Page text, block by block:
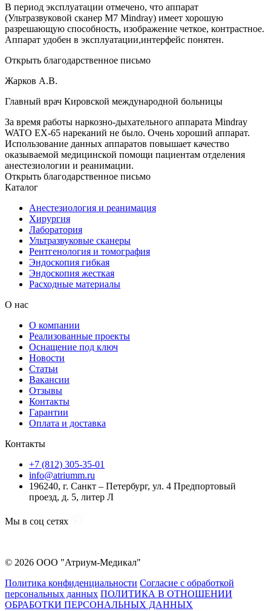
В период эксплуатации отмечено, что аппарат
(Ультразвуковой сканер М7 Mindray) имеет хорошую
разрешающую способность, изображение четкое, контрастное.
Аппарат удобен в эксплуатации,интерфейс понятен.
Открыть благодарственное письмо
Жарков А.В.
Главный врач Кировской международной больницы
За время работы наркозно-дыхательного аппарата Mindray
WATO EX-65 нареканий не было. Очень хороший аппарат.
Использование данных аппаратов повышает качество
оказываемой медицинской помощи пациентам отделения
анестезиологии и реанимации.
Открыть благодарственное письмо
Каталог
Анестезиология и реанимация
Хирургия
Лаборатория
Ультразвуковые сканеры
Рентгенология и томография
Эндоскопия гибкая
Эндоскопия жесткая
Расходные материалы
О нас
О компании
Реализованные проекты
Оснащение под ключ
Новости
Статьи
Вакансии
Отзывы
Контакты
Гарантии
Оплата и доставка
Контакты
+7 (812) 305-35-01
info@atriumm.ru
196240, г. Санкт – Петербург, ул. 4 Предпортовый
проезд, д. 5, литер Л
Мы в соц сетях
© 2026 ООО "Атриум-Медикал"
Политика конфиденциальности Согласие с обработкой
персональных данных ПОЛИТИКА В ОТНОШЕНИИ
ОБРАБОТКИ ПЕРСОНАЛЬНЫХ ДАННЫХ